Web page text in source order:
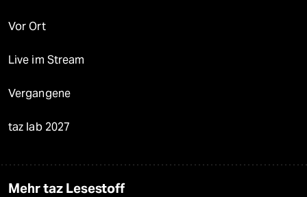
Vor Ort
Live im Stream
Vergangene
taz lab 2027
Mehr taz Lesestoff